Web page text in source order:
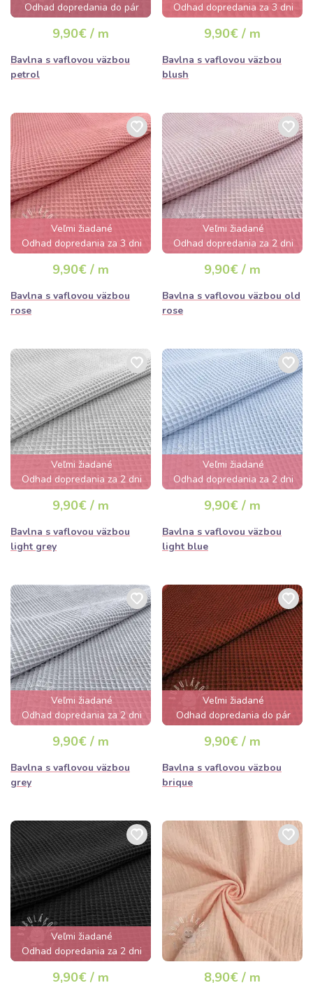
Odhad dopredania do pár
hodín
9,90€ / m
Bavlna s vaflovou väzbou
petrol
Odhad dopredania za 3 dni
9,90€ / m
Bavlna s vaflovou väzbou
blush
Veľmi žiadané
Odhad dopredania za 3 dni
9,90€ / m
Bavlna s vaflovou väzbou
rose
Veľmi žiadané
Odhad dopredania za 2 dni
9,90€ / m
Bavlna s vaflovou väzbou old
rose
Veľmi žiadané
Odhad dopredania za 2 dni
9,90€ / m
Bavlna s vaflovou väzbou
light grey
Veľmi žiadané
Odhad dopredania za 2 dni
9,90€ / m
Bavlna s vaflovou väzbou
light blue
Veľmi žiadané
Odhad dopredania za 2 dni
9,90€ / m
Bavlna s vaflovou väzbou
grey
Veľmi žiadané
Odhad dopredania do pár
hodín
9,90€ / m
Bavlna s vaflovou väzbou
brique
Veľmi žiadané
Odhad dopredania za 2 dni
9,90€ / m 8,90€ / m